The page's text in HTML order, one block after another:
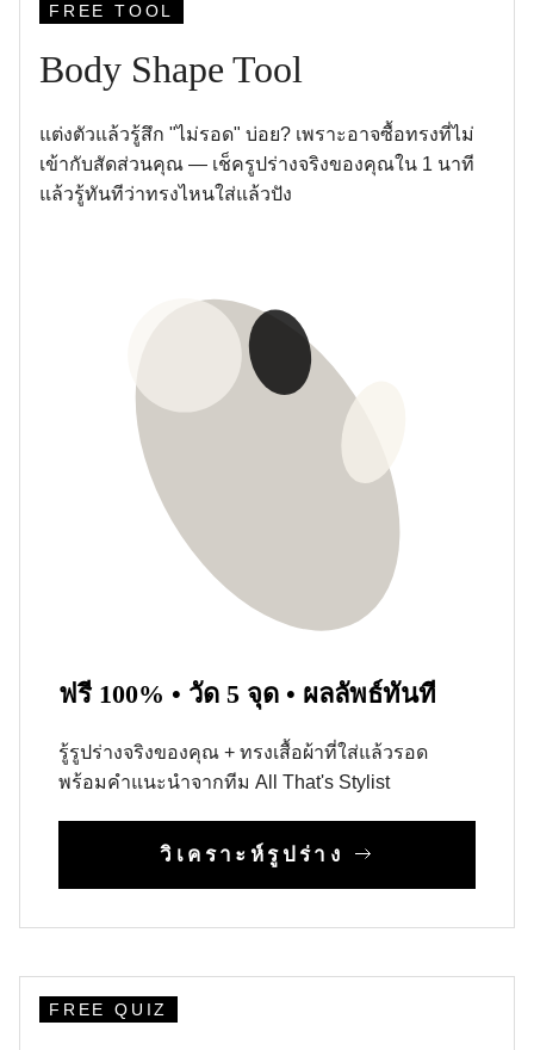
FREE TOOL
Body Shape Tool
แต่งตัวแล้วรู้สึก "ไม่รอด" บ่อย? เพราะอาจซื้อทรงที่ไม่
เข้ากับสัดส่วนคุณ — เช็ครูปร่างจริงของคุณใน 1 นาที
แล้วรู้ทันทีว่าทรงไหนใส่แล้วปัง
ฟรี 100% • วัด 5 จุด • ผลลัพธ์ทันที
รู้รูปร่างจริงของคุณ + ทรงเสื้อผ้าที่ใส่แล้วรอด
พร้อมคำแนะนำจากทีม All That's Stylist
วิเคราะห์รูปร่าง
FREE QUIZ